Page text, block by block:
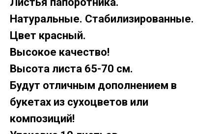
Натуральные. Стабилизированные.
Цвет красный.
Высокое качество!
Высота листа 65-70 см.
Будут отличным дополнением в
букетах из сухоцветов или
композиций!